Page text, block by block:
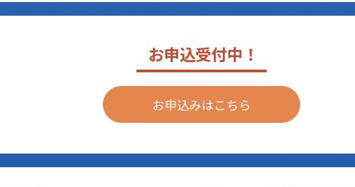
「ソフトウェア品質シンポジウム2026」一般発表募集開始！（4/14
「ソフトウェア品質シンポジウム2026」の開催概要はこちら
お申込受付中！
お申込みはこちら